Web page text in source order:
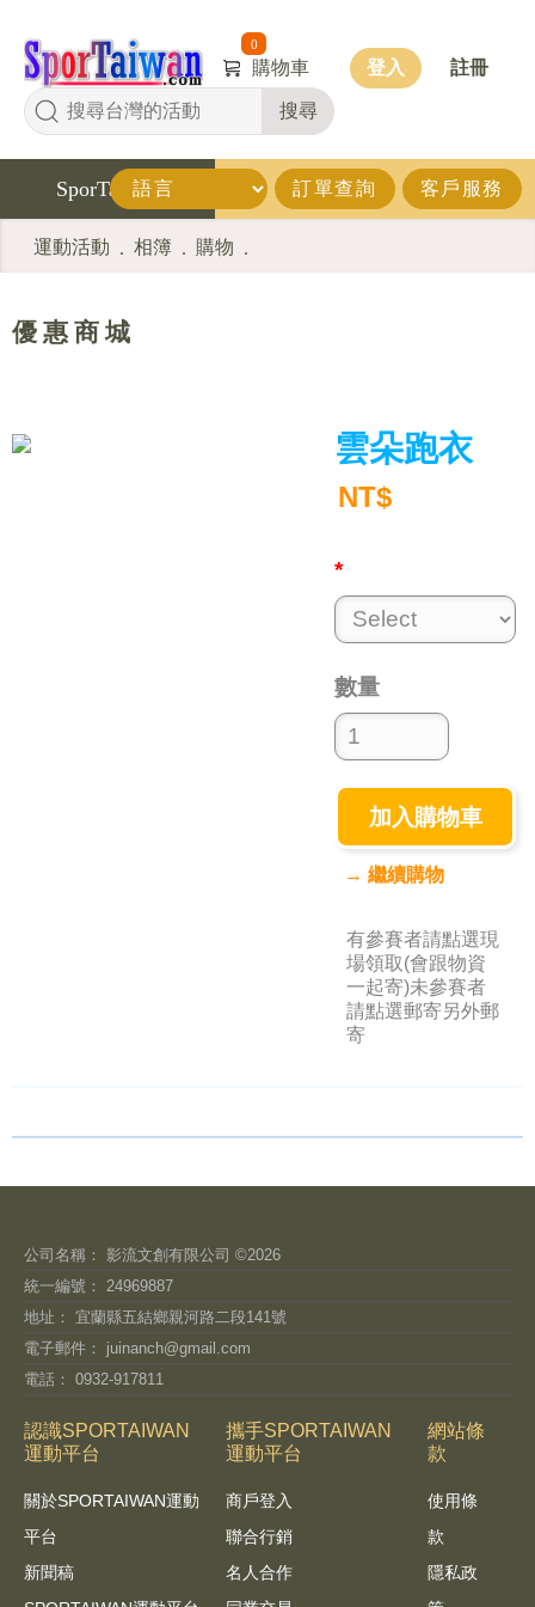
搜尋
0
購物車 登入 註冊
SporTaiwan 訂單查詢 客戶服務
運動活動 . 相簿 . 購物 .
優 惠 商 城
雲朵跑衣
NT$
*
數量
加入購物車
→ 繼續購物
有參賽者請點選現
場領取(會跟物資
一起寄)未參賽者
請點選郵寄另外郵
寄
公司名稱： 影流文創有限公司 ©2026
統一編號： 24969887
地址： 宜蘭縣五結鄉親河路二段141號
電子郵件： juinanch@gmail.com
電話： 0932-917811
認識SPORTAIWAN
運動平台
關於SPORTAIWAN運動
平台
新聞稿
攜手SPORTAIWAN
運動平台
商戶登入
聯合行銷
名人合作
網站條
款
使用條
款
隱私政